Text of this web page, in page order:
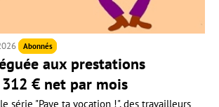
Abonnés
aux prestations
€ net par mois
série "Paye ta vocation !", des travailleurs